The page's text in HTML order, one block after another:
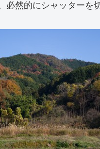
必然的にシャッターを